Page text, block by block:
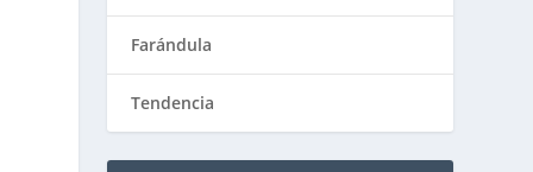
Farándula
Tendencia